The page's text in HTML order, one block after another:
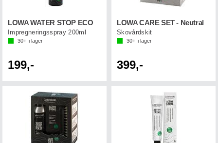
LOWA WATER STOP ECO
Impregneringsspray 200ml
30+ i lager
199,-
LOWA CARE SET - Neutral
Skovårdskit
30+ i lager
399,-